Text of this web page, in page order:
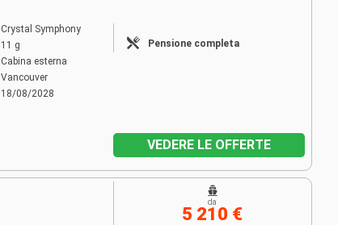
Crystal Symphony
11 g
Cabina esterna
Vancouver
18/08/2028
Pensione completa
VEDERE LE OFFERTE
da
5 210 €